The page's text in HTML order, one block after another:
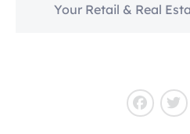
Your Retail & Real